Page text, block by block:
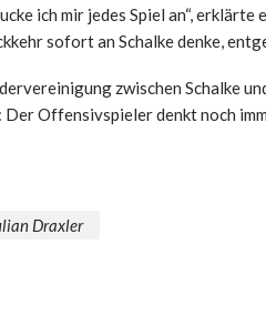
ich mir jedes Spiel an“,
sofort an Schalke denke,
zwischen Schalke
Offensivspieler denkt noch
Draxler